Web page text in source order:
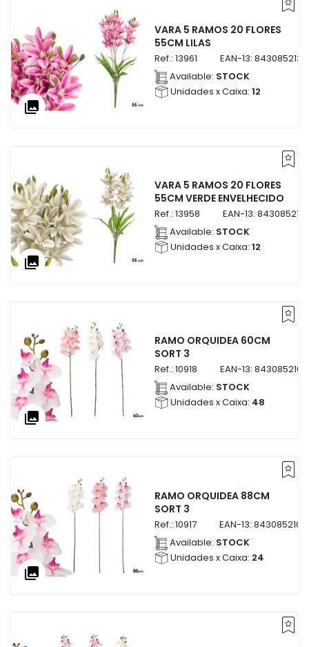
collections
VARA 5 RAMOS 20 FLORES
55CM LILAS
Ref.: 13961 EAN-13:
Available: STOCK
Unidades x Caixa: 12
collections
VARA 5 RAMOS 20 FLORES
55CM VERDE ENVELHECIDO
Ref.: 13958 EAN-13:
Available: STOCK
Unidades x Caixa: 12
collections
RAMO ORQUIDEA 60CM
SORT 3
Ref.: 10918 EAN-13:
Available: STOCK
Unidades x Caixa: 48
collections
RAMO ORQUIDEA 88CM
SORT 3
Ref.: 10917 EAN-13:
Available: STOCK
Unidades x Caixa: 24